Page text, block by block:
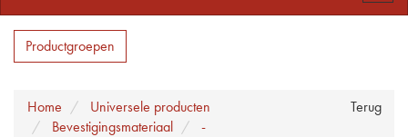
Productgroepen
Terug
Home
Universele producten
Bevestigingsmateriaal
-